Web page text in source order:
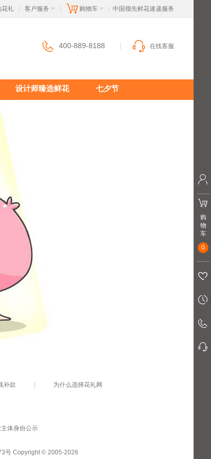
花礼 客户服务 购物车 中国领先鲜花速递服务
400-889-8188 在线客服
设计师臻选鲜花 七夕节
补款 为什么选择花礼网
号 Copyright © 2005-2026
购
物
车
0